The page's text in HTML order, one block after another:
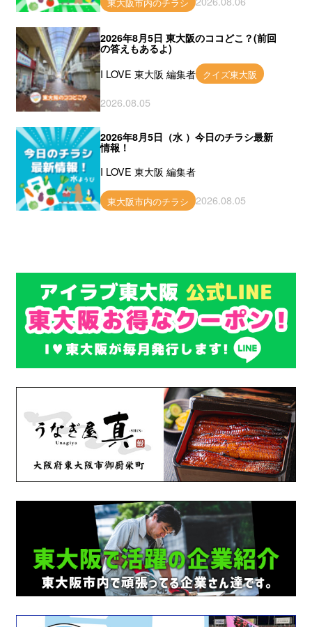
2026年8月5日 東大阪のココどこ？(前回
の答えもあるよ)
I LOVE 東大阪 編集者 クイズ東大阪
2026.08.05
2026年8月5日（水 ）今日のチラシ最新
情報！
I LOVE 東大阪 編集者
東大阪市内のチラシ 2026.08.05